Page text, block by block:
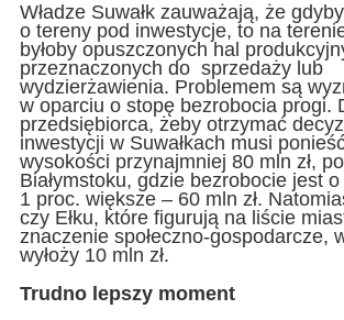
Władze Suwałk zauważają, że
o tereny pod inwestycje, to na
byłoby opuszczonych hal
przeznaczonych do sprzedaży lub
wydzierżawienia. Problemem są
w oparciu o stopę bezrobocia progi.
przedsiębiorca, żeby otrzymać
inwestycji w Suwałkach musi
wysokości przynajmniej 80 mln zł,
Białymstoku, gdzie bezrobocie jest
1 proc. większe – 60 mln zł.
czy Ełku, które figurują na liście
znaczenie społeczno-gospodarcze,
wyłoży 10 mln zł.
Trudno lepszy moment